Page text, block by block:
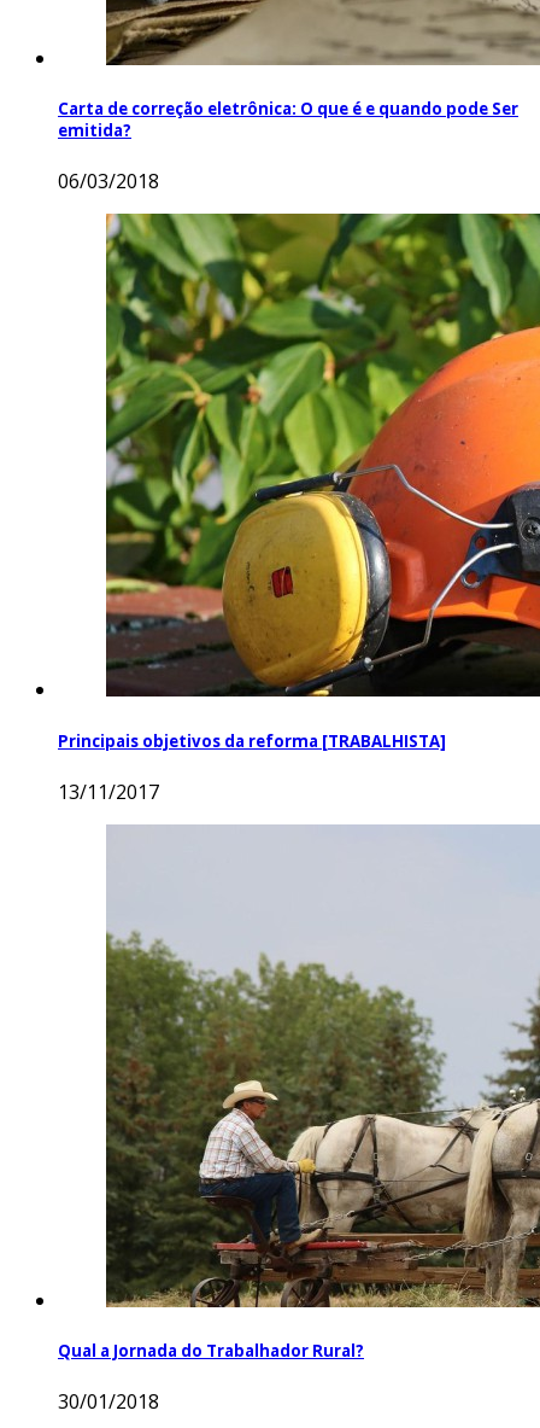
Carta de correção eletrônica: O que é e quando pode Ser
emitida?
06/03/2018
Principais objetivos da reforma [TRABALHISTA]
13/11/2017
Qual a Jornada do Trabalhador Rural?
30/01/2018